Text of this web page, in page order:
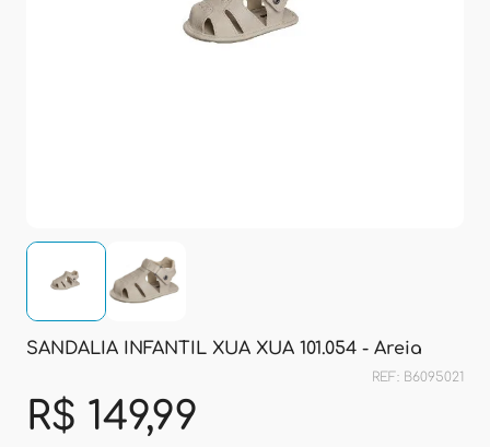
SANDALIA INFANTIL XUA XUA 101.054 - Areia
REF: B6095021
R$ 149,99